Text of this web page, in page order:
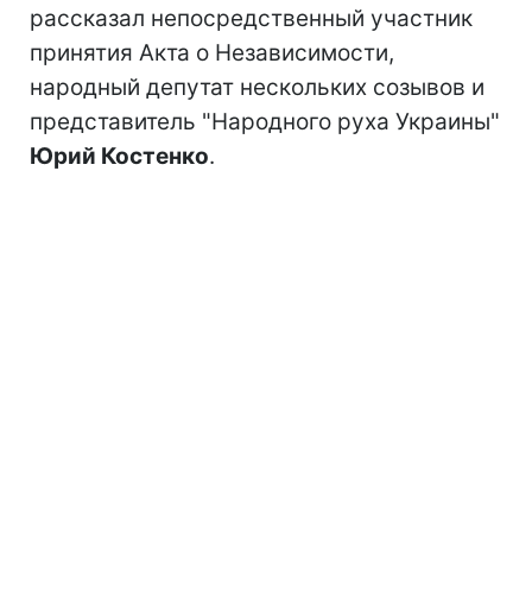
рассказал непосредственный участник
принятия Акта о Независимости,
народный депутат нескольких созывов и
представитель "Народного руха Украины"
Юрий Костенко.